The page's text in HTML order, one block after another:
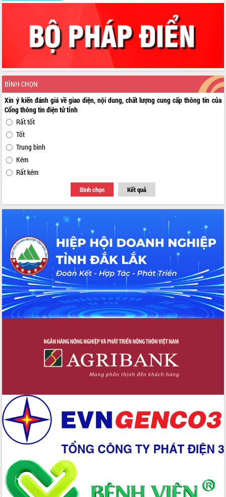
BÌNH CHỌN
Xin ý kiến đánh giá về giao diện, nội dung, chất lượng cung cấp thông tin của
Cổng thông tin điện tử tỉnh
Rất tốt
Tốt
Trung bình
Kém
Rất kém
Bình chọn Kết quả